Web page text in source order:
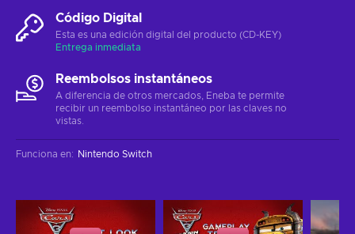
Código Digital
Esta es una edición digital del producto (CD-KEY)
Entrega inmediata
Reembolsos instantáneos
A diferencia de otros mercados, Eneba te permite
recibir un reembolso instantáneo por las claves no
vistas.
Funciona en: Nintendo Switch